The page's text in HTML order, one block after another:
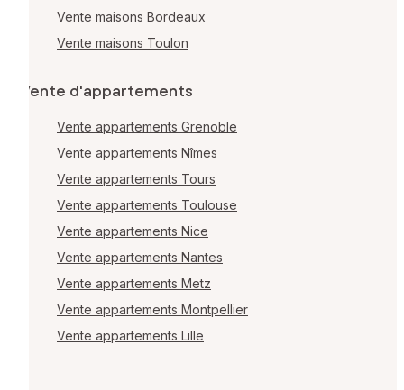
Vente maisons Bordeaux
Vente maisons Toulon
Vente d'appartements
Vente appartements Grenoble
Vente appartements Nîmes
Vente appartements Tours
Vente appartements Toulouse
Vente appartements Nice
Vente appartements Nantes
Vente appartements Metz
Vente appartements Montpellier
Vente appartements Lille